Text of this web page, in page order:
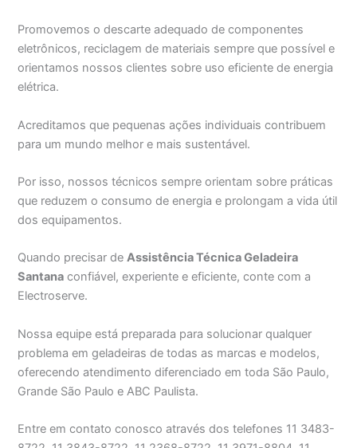
Promovemos o descarte adequado de componentes
eletrônicos, reciclagem de materiais sempre que possível e
orientamos nossos clientes sobre uso eficiente de energia
elétrica.
Acreditamos que pequenas ações individuais contribuem
para um mundo melhor e mais sustentável.
Por isso, nossos técnicos sempre orientam sobre práticas
que reduzem o consumo de energia e prolongam a vida útil
dos equipamentos.
Quando precisar deAssistência Técnica Geladeira
Santana confiável, experiente e eficiente, conte com a
Electroserve.
Nossa equipe está preparada para solucionar qualquer
problema em geladeiras de todas as marcas e modelos,
oferecendo atendimento diferenciado em toda São Paulo,
Grande São Paulo e ABC Paulista.
Entre em contato conosco através dos telefones 11 3483-